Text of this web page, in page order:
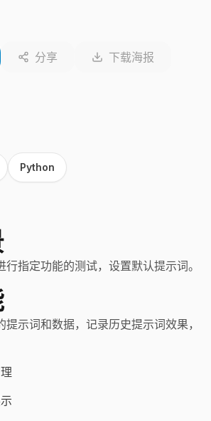
分享 下载海报
Python
指定功能的测试，设置默认提示词。
提示词和数据，记录历史提示词效果，